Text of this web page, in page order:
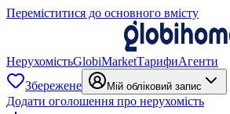
Переміститися до основного вмісту
НерухомістьGlobiMarketТарифиАгенти
Збережене
Мій обліковий запис
Додати оголошення про нерухомість